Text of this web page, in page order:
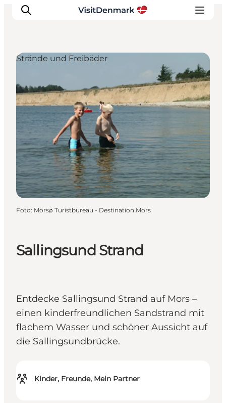
Inspiration
Regionen
Erlebnisse
Unterkünfte
Reiseplanung
Sallingsund Strand
Entdecke Sallingsund Strand auf Mors –
einen kinderfreundlichen Sandstrand mit
flachem Wasser und schöner Aussicht auf
die Sallingsundbrücke.
Kinder, Freunde, Mein Partner
Strände und Freibäder
Foto: Morsø Turistbureau - Destination Mors